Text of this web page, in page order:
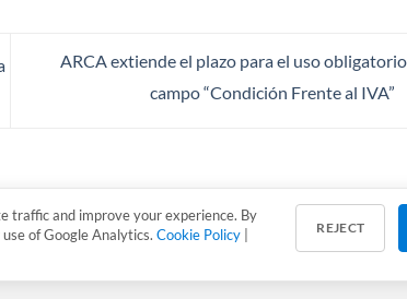
ARCA extiende el plazo para el uso
campo “Condición Frente al IVA”
traffic and improve your experience. By
of Google Analytics. Cookie Policy REJECT